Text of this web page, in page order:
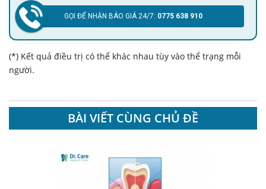
GỌI ĐỂ NHẬN BÁO GIÁ 24/7: 0775 638 910
(*) Kết quả điều trị có thể khác nhau tùy vào thể trạng mỗi
người.
BÀI VIẾT CÙNG CHỦ ĐỀ